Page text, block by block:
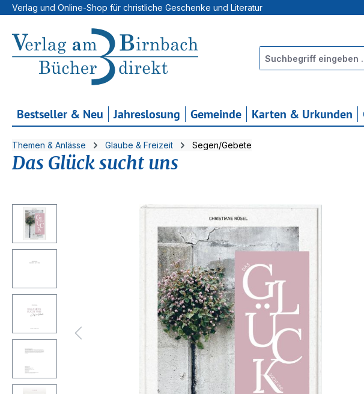
Hauptinhalt springen
Zur Suche springen
Zur Hauptnavigation springen
Verlag und Online-Shop für christliche Geschenke und Literatur
Bestseller & Neu Jahreslosung Gemeinde Karten & Urkunden
Themen & Anlässe Glaube & Freizeit Segen/Gebete
Das Glück sucht uns
Bildergalerie überspringen